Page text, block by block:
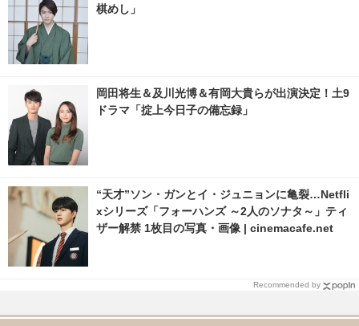
棋めし」
岡田将生＆及川光博＆有岡大貴らが出演決定！土9
ドラマ「掟上今日子の備忘録」
“天才”ソン・ガンとイ・ジュニョンに亀裂…Netfli
xシリーズ「フォーハンズ ～2人のソナタ～」ティ
ザー解禁 1枚目の写真・画像 | cinemacafe.net
Recommended by